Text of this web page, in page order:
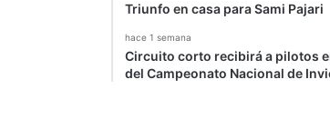
Triunfo en casa para Sami Pajari
hace 1 semana
Circuito corto recibirá a pilotos
del Campeonato Nacional de